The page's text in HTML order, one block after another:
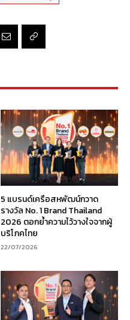
5 แบรนด์เครือสหพัฒน์กวาด
รางวัล No. 1 Brand Thailand
2026 ตอกย้ำความไว้วางใจจากผู้
บริโภคไทย
22/07/2026